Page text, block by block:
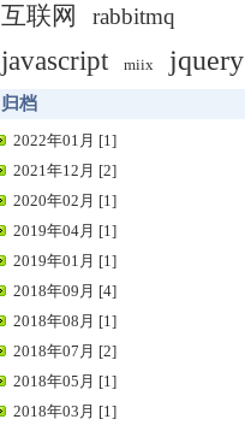
互联网 rabbitmq
javascript miix jquery
归档
2022年01月 [1]
2021年12月 [2]
2020年02月 [1]
2019年04月 [1]
2019年01月 [1]
2018年09月 [4]
2018年08月 [1]
2018年07月 [2]
2018年05月 [1]
2018年03月 [1]